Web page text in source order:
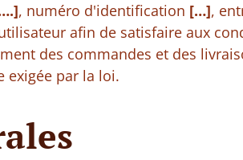
, numéro d'identification […],
afin de satisfaire aux
des commandes et des
exigée par la loi.